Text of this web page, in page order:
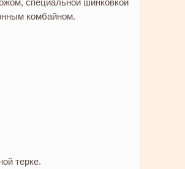
комбайном.
терке.